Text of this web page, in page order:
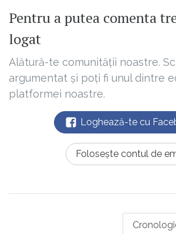
Pentru a putea comenta
logat
Alătură-te comunității noastre.
argumentat și poți fi unul dintre
platformei noastre.
Loghează-te cu
Folosește contul de